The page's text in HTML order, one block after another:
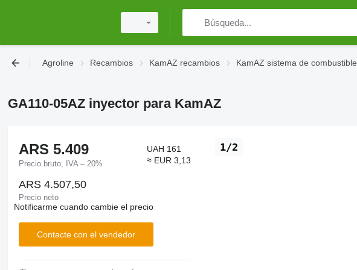
Agroline Recambios KamAZ recambios KamAZ sistema de combustible
GA110-05AZ inyector para KamAZ
1/2
ARS 5.409
Precio bruto, IVA – 20%
UAH 161
≈ EUR 3,13
ARS 4.507,50
Precio neto
Notificarme cuando cambie el precio
Contacte con el vendedor